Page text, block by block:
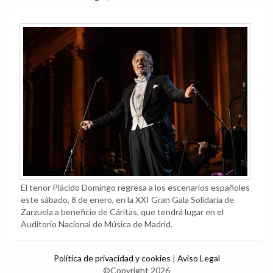
El tenor Plácido Domingo regresa a los escenarios españoles
este sábado, 8 de enero, en la XXI Gran Gala Solidaria de
Zarzuela a beneficio de Cáritas, que tendrá lugar en el
Auditorio Nacional de Música de Madrid.
Política de privacidad y cookies
Aviso Legal
©Copyright 2026